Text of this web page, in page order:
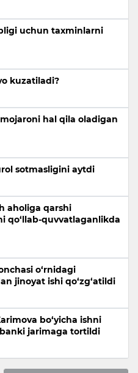
uchun taxminlarni
kuzatiladi?
hal qila oladigan
sotmasligini aytdi
aholiga qarshi
qo‘llab-quvvatlaganlikda
o‘rnidagi
jinoyat ishi qo‘zg‘atildi
bo‘yicha ishni
jarimaga tortildi